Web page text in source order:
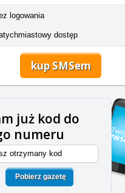
logowania
dostęp
kup SMSem
już kod do
numeru
Pobierz gazetę